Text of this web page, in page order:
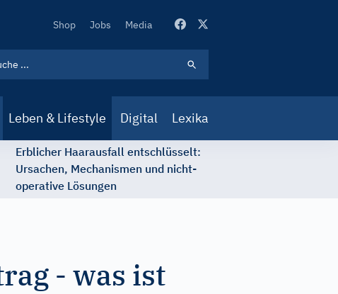
Secondary
Shop Jobs Media
Leben & Lifestyle Digital Lexika
Erblicher Haarausfall entschlüsselt:
Ursachen, Mechanismen und nicht-
operative Lösungen
- was ist